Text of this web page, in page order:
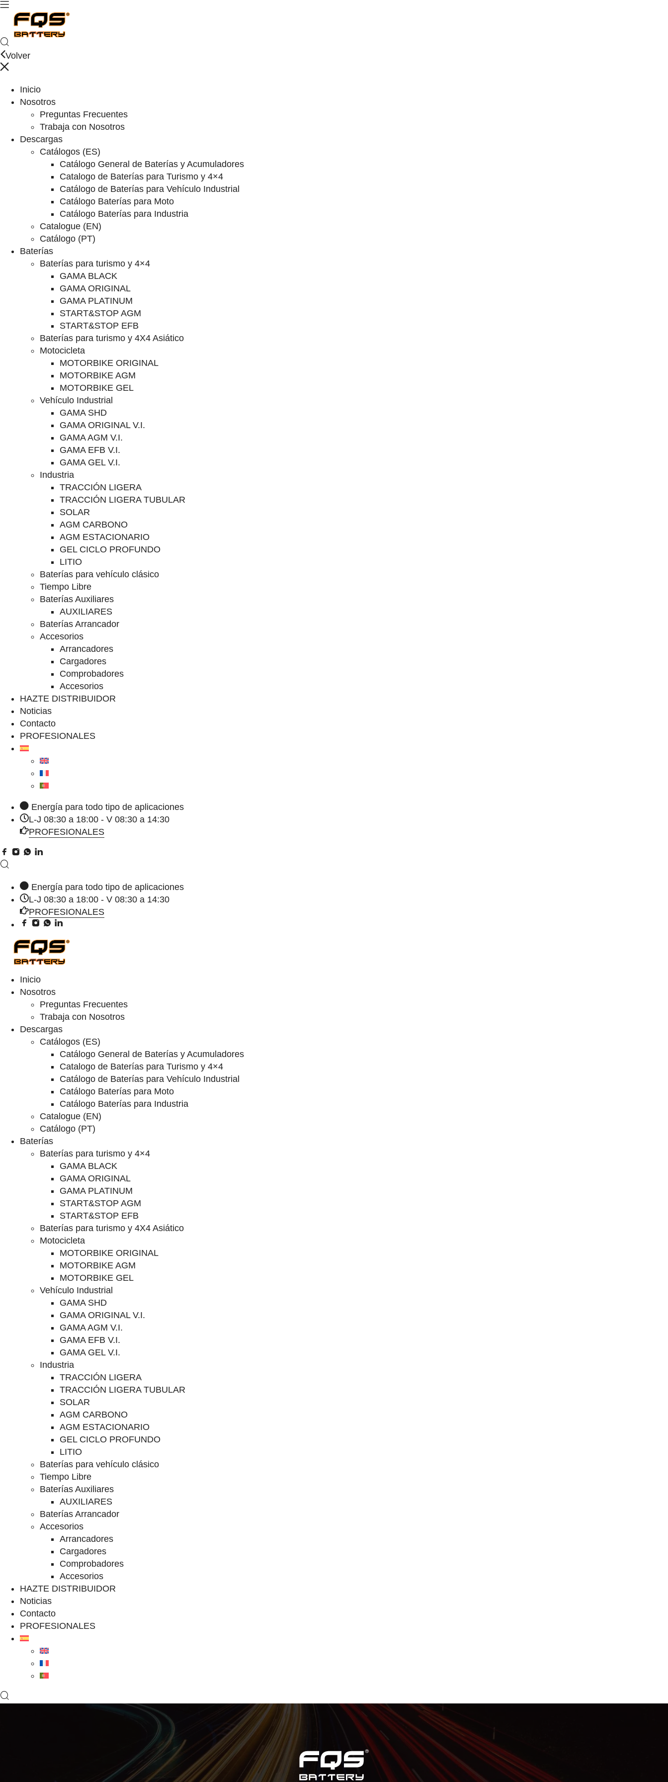
Volver
Inicio
Nosotros
Preguntas Frecuentes
Trabaja con Nosotros
Descargas
Catálogos (ES)
Catálogo General de Baterías y Acumuladores
Catalogo de Baterías para Turismo y 4×4
Catálogo de Baterías para Vehículo Industrial
Catálogo Baterías para Moto
Catálogo Baterías para Industria
Catalogue (EN)
Catálogo (PT)
Baterías
Baterías para turismo y 4×4
GAMA BLACK
GAMA ORIGINAL
GAMA PLATINUM
START&STOP AGM
START&STOP EFB
Baterías para turismo y 4X4 Asiático
Motocicleta
MOTORBIKE ORIGINAL
MOTORBIKE AGM
MOTORBIKE GEL
Vehículo Industrial
GAMA SHD
GAMA ORIGINAL V.I.
GAMA AGM V.I.
GAMA EFB V.I.
GAMA GEL V.I.
Industria
TRACCIÓN LIGERA
TRACCIÓN LIGERA TUBULAR
SOLAR
AGM CARBONO
AGM ESTACIONARIO
GEL CICLO PROFUNDO
LITIO
Baterías para vehículo clásico
Tiempo Libre
Baterías Auxiliares
AUXILIARES
Baterías Arrancador
Accesorios
Arrancadores
Cargadores
Comprobadores
Accesorios
HAZTE DISTRIBUIDOR
Noticias
Contacto
PROFESIONALES
Energía para todo tipo de aplicaciones
L-J 08:30 a 18:00 - V 08:30 a 14:30
PROFESIONALES
Energía para todo tipo de aplicaciones
L-J 08:30 a 18:00 - V 08:30 a 14:30
PROFESIONALES
Inicio
Nosotros
Preguntas Frecuentes
Trabaja con Nosotros
Descargas
Catálogos (ES)
Catálogo General de Baterías y Acumuladores
Catalogo de Baterías para Turismo y 4×4
Catálogo de Baterías para Vehículo Industrial
Catálogo Baterías para Moto
Catálogo Baterías para Industria
Catalogue (EN)
Catálogo (PT)
Baterías
Baterías para turismo y 4×4
GAMA BLACK
GAMA ORIGINAL
GAMA PLATINUM
START&STOP AGM
START&STOP EFB
Baterías para turismo y 4X4 Asiático
Motocicleta
MOTORBIKE ORIGINAL
MOTORBIKE AGM
MOTORBIKE GEL
Vehículo Industrial
GAMA SHD
GAMA ORIGINAL V.I.
GAMA AGM V.I.
GAMA EFB V.I.
GAMA GEL V.I.
Industria
TRACCIÓN LIGERA
TRACCIÓN LIGERA TUBULAR
SOLAR
AGM CARBONO
AGM ESTACIONARIO
GEL CICLO PROFUNDO
LITIO
Baterías para vehículo clásico
Tiempo Libre
Baterías Auxiliares
AUXILIARES
Baterías Arrancador
Accesorios
Arrancadores
Cargadores
Comprobadores
Accesorios
HAZTE DISTRIBUIDOR
Noticias
Contacto
PROFESIONALES